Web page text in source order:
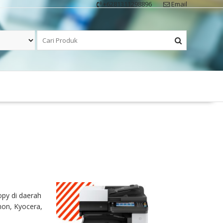
+6281311298896 Email
di daerah
Kyocera,